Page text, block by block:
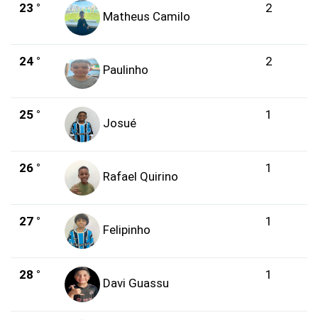
23 °
Matheus Camilo
2
24 °
Paulinho
2
25 °
Josué
1
26 °
Rafael Quirino
1
27 °
Felipinho
1
28 °
Davi Guassu
1